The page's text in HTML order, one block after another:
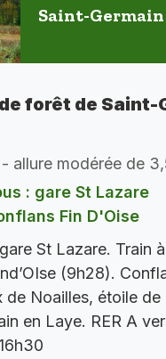
Saint-Germain
forêt de Saint-
allure modérée de
: gare St Lazare
Fin D'Oise
St Lazare. Train
(9h28).
de Noailles, étoile de
en Laye. RER A